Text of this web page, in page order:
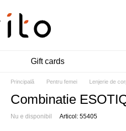
Gift cards
Principală Pentru femei Lenjerie de
Combinatie
Nu e disponibil Articol: 55405